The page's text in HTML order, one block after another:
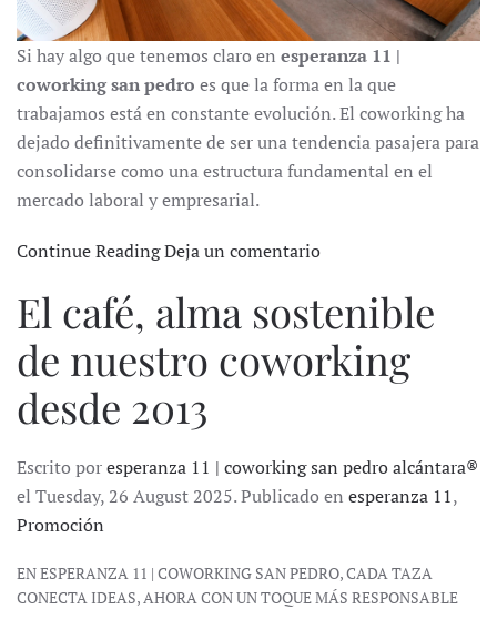
Si hay algo que tenemos claro en esperanza 11 |
coworking san pedro es que la forma en la que
trabajamos está en constante evolución. El coworking ha
dejado definitivamente de ser una tendencia pasajera para
consolidarse como una estructura fundamental en el
mercado laboral y empresarial.
Continue ReadingDeja un comentario
El café, alma sostenible
de nuestro coworking
desde 2013
Escrito poresperanza 11 | coworking san pedro alcántara®
el Tuesday, 26 August 2025. Publicado en esperanza 11,
Promoción
EN ESPERANZA 11 | COWORKING SAN PEDRO, CADA TAZA
CONECTA IDEAS, AHORA CON UN TOQUE MÁS RESPONSABLE